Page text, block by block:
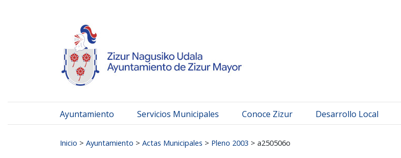
Ayuntamiento Servicios Municipales Conoce Zizur Desarrollo Local
Inicio > Ayuntamiento > Actas Municipales > Pleno 2003 > a250506o